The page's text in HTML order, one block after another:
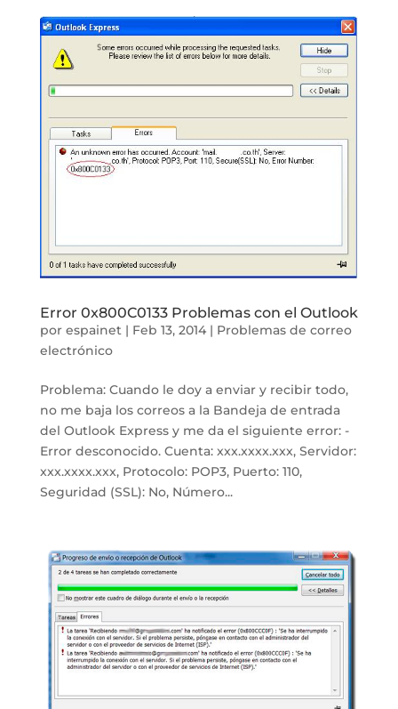
Error 0x800C0133 Problemas con el Outlook
por espainet| Feb 13, 2014| Problemas de correo
electrónico
Problema: Cuando le doy a enviar y recibir todo,
no me baja los correos a la Bandeja de entrada
del Outlook Express y me da el siguiente error: -
Error desconocido. Cuenta: xxx.xxxx.xxx, Servidor:
xxx.xxxx.xxx, Protocolo: POP3, Puerto: 110,
Seguridad (SSL): No, Número...